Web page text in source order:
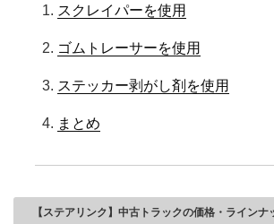
スクレイパーを使用
ゴムトレーサーを使用
ステッカー剥がし剤を使用
まとめ
【ステアリンク】中古トラックの価格・ラインナ